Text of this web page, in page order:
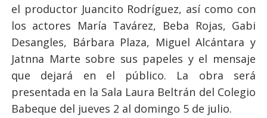
el productor Juancito Rodríguez, así como con
los actores María Tavárez, Beba Rojas, Gabi
Desangles, Bárbara Plaza, Miguel Alcántara y
Jatnna Marte sobre sus papeles y el mensaje
que dejará en el público. La obra será
presentada en la Sala Laura Beltrán del Colegio
Babeque del jueves 2 al domingo 5 de julio.